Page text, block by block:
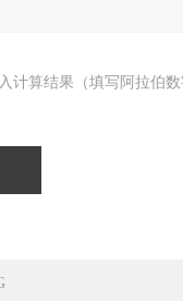
计算结果（填写阿拉伯